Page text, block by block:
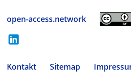
open-access.network
Kontakt Sitemap